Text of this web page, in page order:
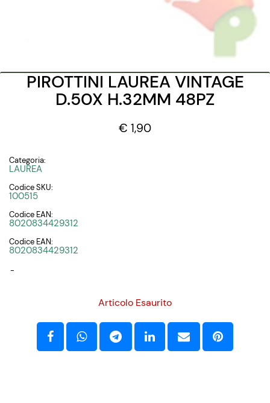
PIROTTINI LAUREA VINTAGE
D.50X H.32MM 48PZ
€ 1,90
Categoria:
LAUREA
Codice SKU:
100515
Codice EAN:
8020834429312
Codice EAN:
8020834429312
-
Articolo Esaurito